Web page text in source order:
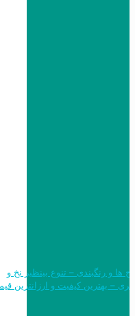
طرح ها و رنگبندی – تنوع بینظیر نخ و